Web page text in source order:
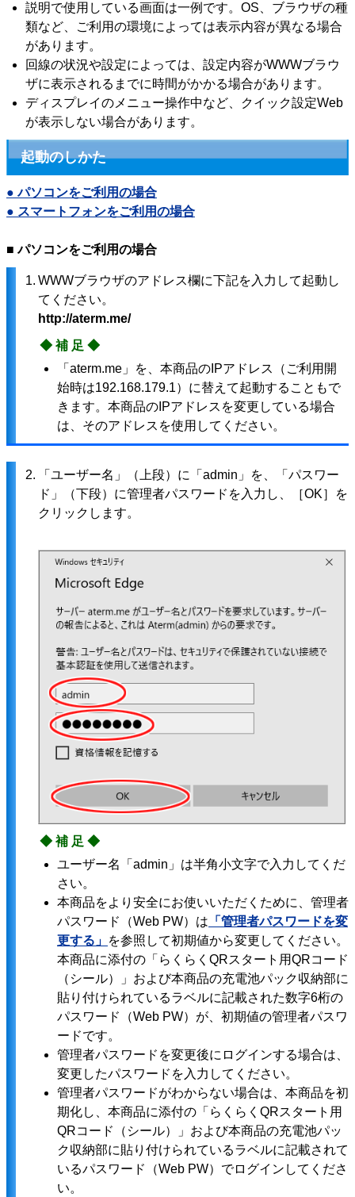
説明で使用している画面は一例です。OS、ブラウザの種
類など、ご利用の環境によっては表示内容が異なる場合
があります。
回線の状況や設定によっては、設定内容がWWWブラウ
ザに表示されるまでに時間がかかる場合があります。
ディスプレイのメニュー操作中など、クイック設定Web
が表示しない場合があります。
起動のしかた
● パソコンをご利用の場合
● スマートフォンをご利用の場合
■ パソコンをご利用の場合
1. WWWブラウザのアドレス欄に下記を入力して起動し
てください。
http://aterm.me/
◆補足◆
「aterm.me」を、本商品のIPアドレス（ご利用開
始時は192.168.179.1）に替えて起動することもで
きます。本商品のIPアドレスを変更している場合
は、そのアドレスを使用してください。
2.
「ユーザー名」（上段）に「admin」を、「パスワー
ド」（下段）に管理者パスワードを入力し、［OK］を
クリックします。
◆補足◆
ユーザー名「admin」は半角小文字で入力してくだ
さい。
本商品をより安全にお使いいただくために、管理者
パスワード（Web PW）は 「管理者パスワードを変
更する」 を参照して初期値から変更してください。
本商品に添付の「らくらくQRスタート用QRコード
（シール）」および本商品の充電池パック収納部に
貼り付けられているラベルに記載された数字6桁の
パスワード（Web PW）が、初期値の管理者パスワ
ードです。
管理者パスワードを変更後にログインする場合は、
変更したパスワードを入力してください。
管理者パスワードがわからない場合は、本商品を初
期化し、本商品に添付の「らくらくQRスタート用
QRコード（シール）」および本商品の充電池パッ
ク収納部に貼り付けられているラベルに記載されて
いるパスワード（Web PW）でログインしてくださ
い。